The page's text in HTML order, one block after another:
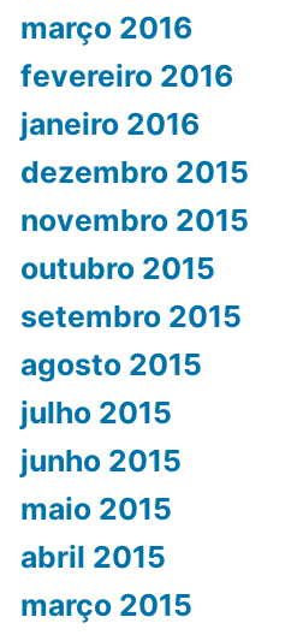
março 2016
fevereiro 2016
janeiro 2016
dezembro 2015
novembro 2015
outubro 2015
setembro 2015
agosto 2015
julho 2015
junho 2015
maio 2015
abril 2015
março 2015